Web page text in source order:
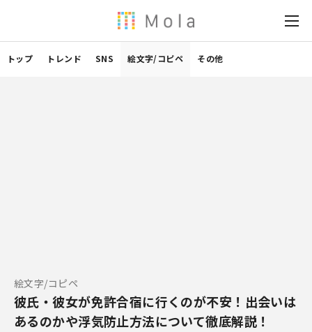
トップ トレンド SNS 絵文字/コピペ その他
絵文字/コピペ
彼氏・彼女が免許合宿に行くのが不安！出会いは
あるのかや浮気防止方法について徹底解説！